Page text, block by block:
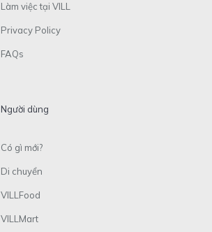
Làm việc tại VILL
Privacy Policy
FAQs
Người dùng
Có gì mới?
Di chuyển
VILLFood
VILLMart